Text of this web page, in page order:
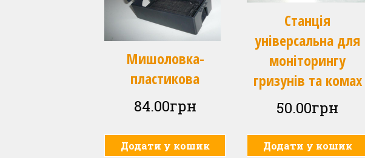
Мишоловка-
пластикова
84.00грн
Додати у кошик
Станція
універсальна для
моніторингу
гризунів та комах
50.00грн
Додати у кошик